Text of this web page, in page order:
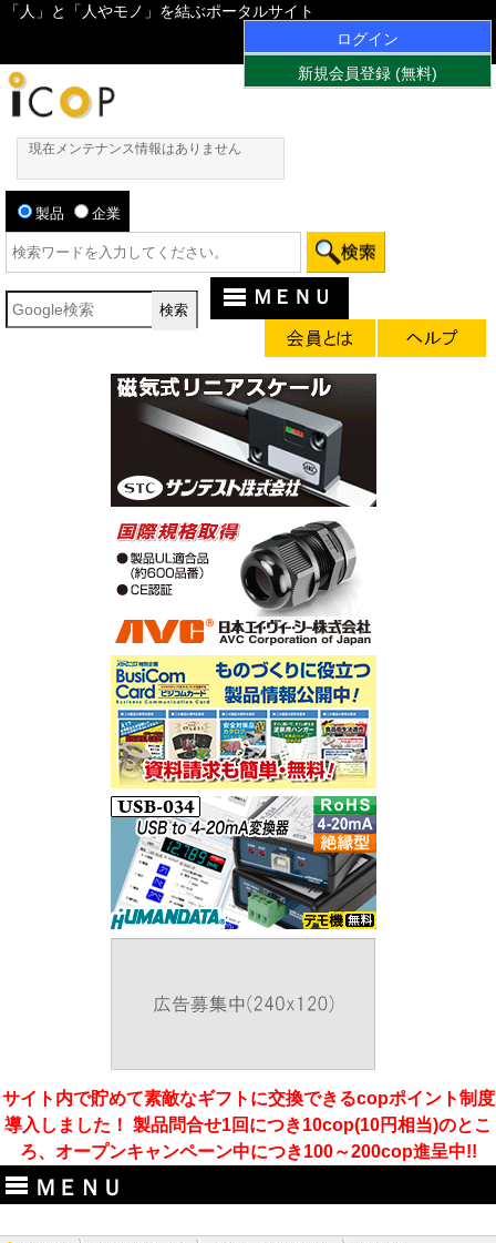
「人」と「人やモノ」を結ぶポータルサイト
ログイン
新規会員登録 (無料)
現在メンテナンス情報はありません
製品 企業
ＭＥＮＵ
サイト内で貯めて素敵なギフトに交換できるcopポイント制度
導入しました！ 製品問合せ1回につき10cop(10円相当)のとこ
ろ、オープンキャンペーン中につき100～200cop進呈中!!
ＭＥＮＵ